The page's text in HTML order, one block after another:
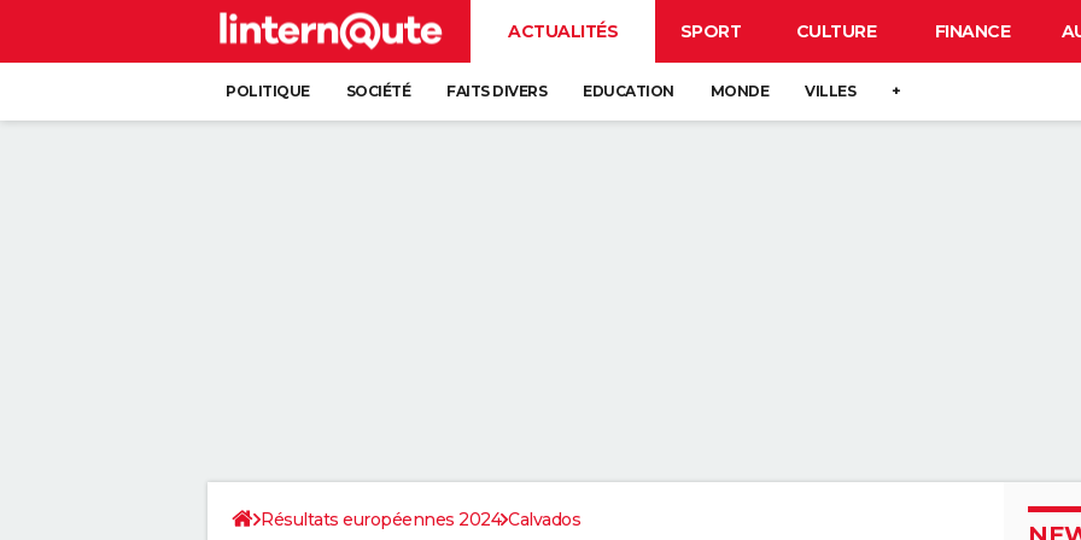
ACTUALITÉS SPORT CULTURE FINANCE
POLITIQUE SOCIÉTÉ FAITS DIVERS EDUCATION MONDE VILLES +
Résultats européennes 2024 Calvados